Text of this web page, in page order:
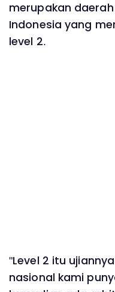
merupakan
Indonesia yang
level 2.
"Level 2 itu
nasional kami